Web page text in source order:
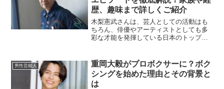
歴、趣味まで詳しくご紹介
木梨憲武さんは、芸人としての活動はも
ちろん、俳優やアーティストとしても多
彩な才能を発揮している日本のトップタ
いて詳しく掘り下げていきます。この記
事では、木梨憲武さんの本...
男性芸能人
重岡大毅がプロボクサーに？ボク
シングを始めた理由とその背景と
は